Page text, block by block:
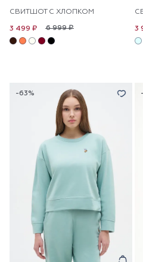
СВИТШОТ С ХЛОПКОМ
6 999 ₽
3 499 ₽ 3
-63%